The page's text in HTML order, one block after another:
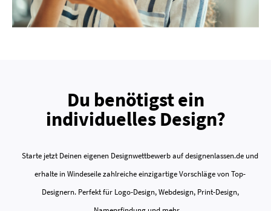
Du benötigst ein
individuelles Design?
Starte jetzt Deinen eigenen Designwettbewerb auf designenlassen.de und
erhalte in Windeseile zahlreiche einzigartige Vorschläge von Top-
Designern. Perfekt für Logo-Design, Webdesign, Print-Design,